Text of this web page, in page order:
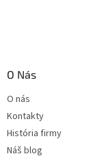
O Nás
O nás
Kontakty
História firmy
Náš blog